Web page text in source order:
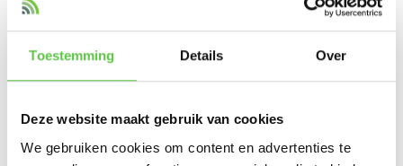
Toestemming Details Over
Deze website maakt gebruik van cookies
We gebruiken cookies om content en advertenties te
Cisco Meraki MX68CW Firewall